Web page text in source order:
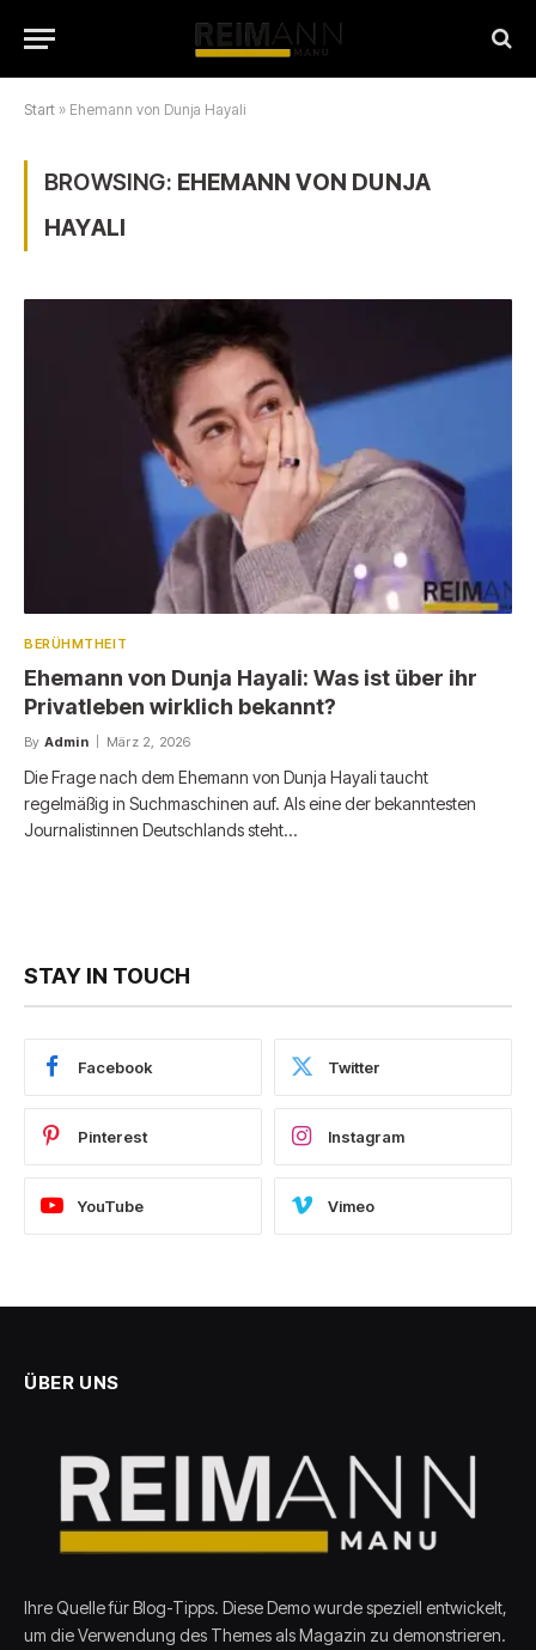
Start » Ehemann von Dunja Hayali
BROWSING: EHEMANN VON DUNJA
HAYALI
BERÜHMTHEIT
Ehemann von Dunja Hayali: Was ist über ihr
Privatleben wirklich bekannt?
By Admin März 2, 2026
Die Frage nach dem Ehemann von Dunja Hayali taucht
regelmäßig in Suchmaschinen auf. Als eine der bekanntesten
Journalistinnen Deutschlands steht…
STAY IN TOUCH
Facebook Twitter
Pinterest Instagram
YouTube Vimeo
ÜBER UNS
Ihre Quelle für Blog-Tipps. Diese Demo wurde speziell entwickelt,
um die Verwendung des Themes als Magazin zu demonstrieren.